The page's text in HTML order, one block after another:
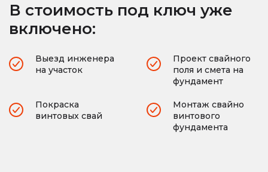
В стоимость под ключ уже
включено:
Выезд инженера
на участок
Проект свайного
поля и смета на
фундамент
Покраска
винтовых свай
Монтаж свайно
винтового
фундамента